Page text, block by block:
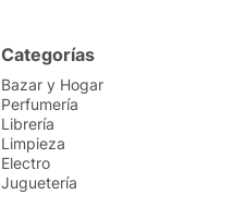
Categorías
Bazar y Hogar
Perfumería
Librería
Limpieza
Electro
Juguetería